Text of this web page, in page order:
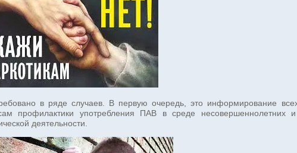
в ряде случаев. В первую очередь, это информирование
профилактики употребления ПАВ в среде
деятельности.